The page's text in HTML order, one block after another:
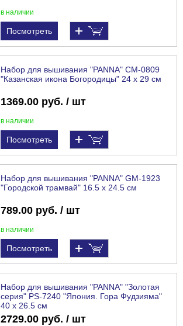
в наличии
Посмотреть
Набор для вышивания "PANNA" CM-0809
"Казанская икона Богородицы" 24 х 29 см
1369.00 руб. / шт
в наличии
Посмотреть
Набор для вышивания "PANNA" GM-1923
"Городской трамвай" 16.5 х 24.5 см
789.00 руб. / шт
в наличии
Посмотреть
Набор для вышивания "PANNA" "Золотая
серия" PS-7240 "Япония. Гора Фудзияма"
40 х 26.5 см
2729.00 руб. / шт